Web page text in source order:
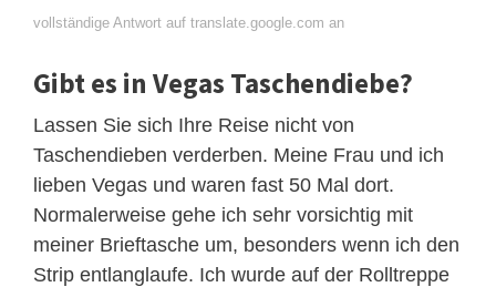
vollständige Antwort auf translate.google.com an
Gibt es in Vegas Taschendiebe?
Lassen Sie sich Ihre Reise nicht von
Taschendieben verderben. Meine Frau und ich
lieben Vegas und waren fast 50 Mal dort.
Normalerweise gehe ich sehr vorsichtig mit
meiner Brieftasche um, besonders wenn ich den
Strip entlanglaufe. Ich wurde auf der Rolltreppe